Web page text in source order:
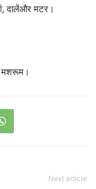
दालेंऔर मटर।
मशरूम।
Next article